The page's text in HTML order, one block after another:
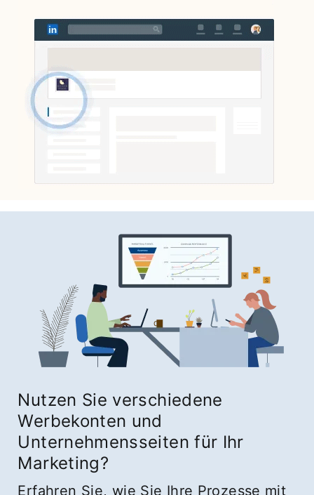
Nutzen Sie verschiedene
Werbekonten und
Unternehmensseiten für Ihr
Marketing?
Erfahren Sie, wie Sie Ihre Prozesse mit